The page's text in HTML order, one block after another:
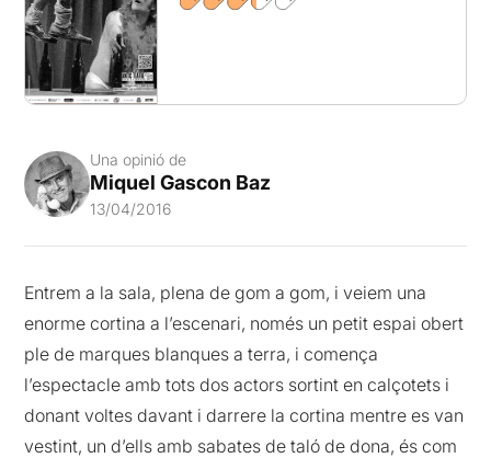
Una opinió de
Miquel Gascon Baz
13/04/2016
Entrem a la sala, plena de gom a gom, i veiem una
enorme cortina a l’escenari, només un petit espai obert
ple de marques blanques a terra, i comença
l’espectacle amb tots dos actors sortint en calçotets i
donant voltes davant i darrere la cortina mentre es van
vestint, un d’ells amb sabates de taló de dona, és com